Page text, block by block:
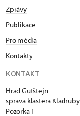
Zprávy
Publikace
Pro média
Kontakty
KONTAKT
Hrad Gutštejn
správa kláštera Kladruby
Pozorka 1